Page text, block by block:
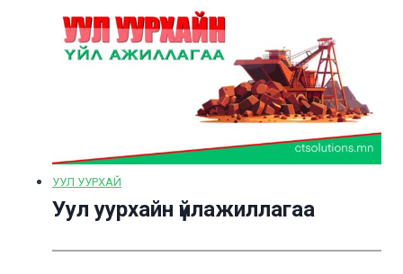
УУЛ УУРХАЙ
Уул уурхайн үйлажиллагаа